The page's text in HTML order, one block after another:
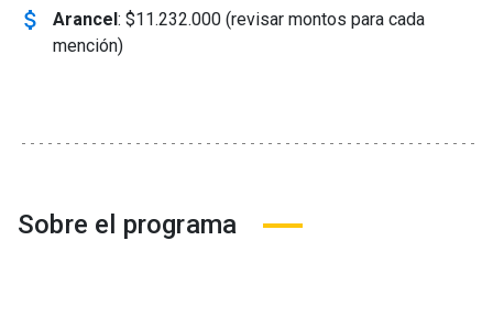
attach_money Arancel: $11.232.000 (revisar montos para cada
mención)
Sobre el programa